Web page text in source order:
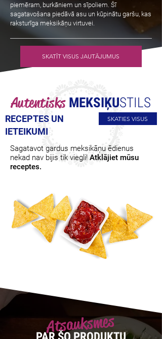
piemēram, burkāniem un sīpoliem. Šī
sagatavošana piedāvā asu un kūpinātu garšu, kas
raksturīga meksikāņu virtuvei.
SKATĪT VISUS JAUTĀJUMUS
Autentisks MEKSIĶUSTILS
RECEPTES UN
IETEIKUMI
SKATIES VISUS
Sagatavot gardus meksikāņu ēdienus
nekad nav bijis tik viegli! Atklājiet mūsu
receptes.
Atsauksmes